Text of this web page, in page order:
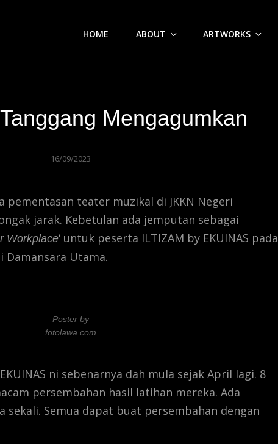
HOME ABOUT ARTWORKS
Mengagumkan
16/09/2023
pementasan teater muzikal di JKKN Negeri
jarak. Kebetulan ada jemputan sebagai
Workplace‘ untuk peserta ILTIZAM by EKUINAS pada
Damansara Utama.
Poster by
fotolawa.com
ni sebenarnya dah mula sejak April lagi. 8
persembahan hasil latihan mereka. Ada
sekali. Semua dapat buat persembahan dengan